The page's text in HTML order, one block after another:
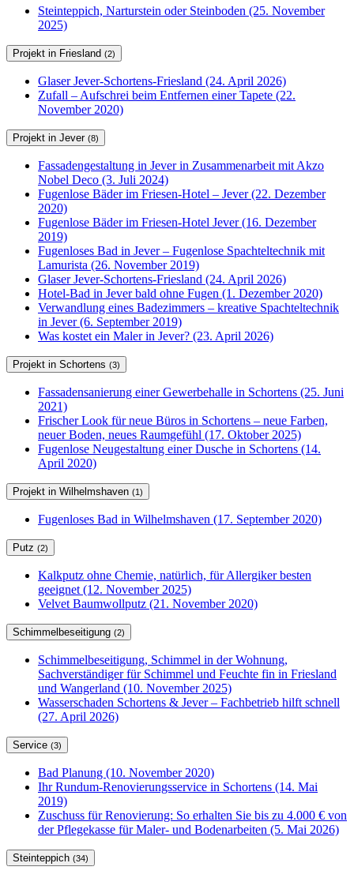
Steinteppich, Narturstein oder Steinboden (25. November
2025)
Projekt in Friesland (2)
Glaser Jever-Schortens-Friesland (24. April 2026)
Zufall – Aufschrei beim Entfernen einer Tapete (22.
November 2020)
Projekt in Jever (8)
Fassadengestaltung in Jever in Zusammenarbeit mit Akzo
Nobel Deco (3. Juli 2024)
Fugenlose Bäder im Friesen-Hotel – Jever (22. Dezember
2020)
Fugenlose Bäder im Friesen-Hotel Jever (16. Dezember
2019)
Fugenloses Bad in Jever – Fugenlose Spachteltechnik mit
Lamurista (26. November 2019)
Glaser Jever-Schortens-Friesland (24. April 2026)
Hotel-Bad in Jever bald ohne Fugen (1. Dezember 2020)
Verwandlung eines Badezimmers – kreative Spachteltechnik
in Jever (6. September 2019)
Was kostet ein Maler in Jever? (23. April 2026)
Projekt in Schortens (3)
Fassadensanierung einer Gewerbehalle in Schortens (25. Juni
2021)
Frischer Look für neue Büros in Schortens – neue Farben,
neuer Boden, neues Raumgefühl (17. Oktober 2025)
Fugenlose Neugestaltung einer Dusche in Schortens (14.
April 2020)
Projekt in Wilhelmshaven (1)
Fugenloses Bad in Wilhelmshaven (17. September 2020)
Putz (2)
Kalkputz ohne Chemie, natürlich, für Allergiker besten
geeignet (12. November 2025)
Velvet Baumwollputz (21. November 2020)
Schimmelbeseitigung (2)
Schimmelbeseitigung, Schimmel in der Wohnung,
Sachverständiger für Schimmel und Feuchte fin in Friesland
und Wangerland (10. November 2025)
Wasserschaden Schortens & Jever – Fachbetrieb hilft schnell
(27. April 2026)
Service (3)
Bad Planung (10. November 2020)
Ihr Rundum-Renovierungsservice in Schortens (14. Mai
2019)
Zuschuss für Renovierung: So erhalten Sie bis zu 4.000 € von
der Pflegekasse für Maler- und Bodenarbeiten (5. Mai 2026)
Steinteppich (34)